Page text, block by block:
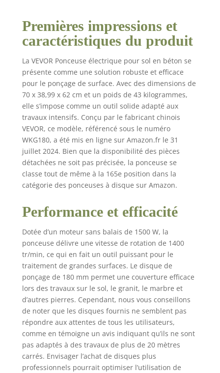
résultats de polissage
élevés. De plus, le
disque abrasif est
résistant à l’usure.
Lames remplaçables :
la meuleuse à béton
est équipée de lames
de disque de meulage
remplaçables, les
lames diamantées
broient efficacement 3
230 à 5 382 pieds
carrés/300-500 m²,
compatibles avec les
lames diamantées du
marché, offrant une
supérieure, une durée
de vie longue et une
coupe facile.
Accessoires complets :
livré avec un ensemble
complet d'accessoires
pour un assemblage et
une utilisation faciles.
Des bouchons
d'oreilles sont
également fournis
pour réduire les
dommages causés par
le bruit de la
construction. Convient
aux coins : relevez
Premières impressions et
caractéristiques du produit
La VEVOR Ponceuse électrique pour sol en béton se
présente comme une solution robuste et efficace
pour le ponçage de surface. Avec des dimensions de
70 x 38,99 x 62 cm et un poids de 43 kilogrammes,
elle s’impose comme un outil solide adapté aux
travaux intensifs. Conçu par le fabricant chinois
VEVOR, ce modèle, référencé sous le numéro
WKG180, a été mis en ligne sur Amazon.fr le 31
juillet 2024. Bien que la disponibilité des pièces
détachées ne soit pas précisée, la ponceuse se
classe tout de même à la 165e position dans la
catégorie des ponceuses à disque sur Amazon.
Performance et efficacité
Dotée d’un moteur sans balais de 1500 W, la
ponceuse délivre une vitesse de rotation de 1400
tr/min, ce qui en fait un outil puissant pour le
traitement de grandes surfaces. Le disque de
ponçage de 180 mm permet une couverture efficace
lors des travaux sur le sol, le granit, le marbre et
d’autres pierres. Cependant, nous vous conseillons
de noter que les disques fournis ne semblent pas
répondre aux attentes de tous les utilisateurs,
comme en témoigne un avis indiquant qu’ils ne sont
pas adaptés à des travaux de plus de 20 mètres
carrés. Envisager l’achat de disques plus
professionnels pourrait optimiser l’utilisation de